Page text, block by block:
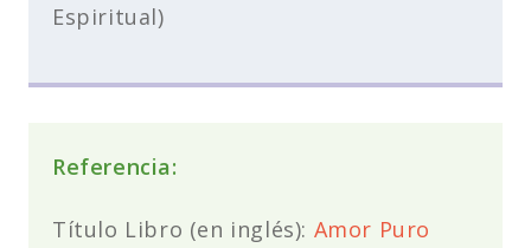
Espiritual)
Referencia:
Título Libro (en inglés): Amor Puro